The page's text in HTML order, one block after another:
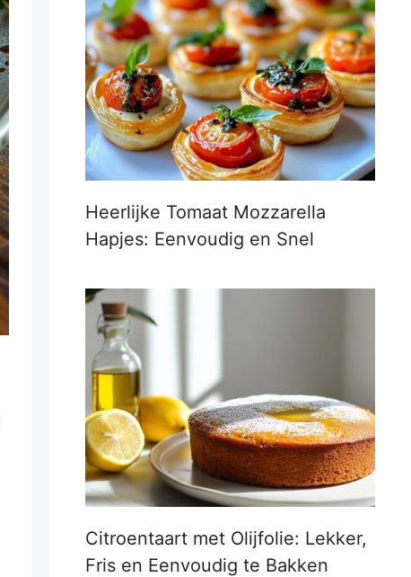
Heerlijke Tomaat Mozzarella
Hapjes: Eenvoudig en Snel
Citroentaart met Olijfolie: Lekker,
Fris en Eenvoudig te Bakken